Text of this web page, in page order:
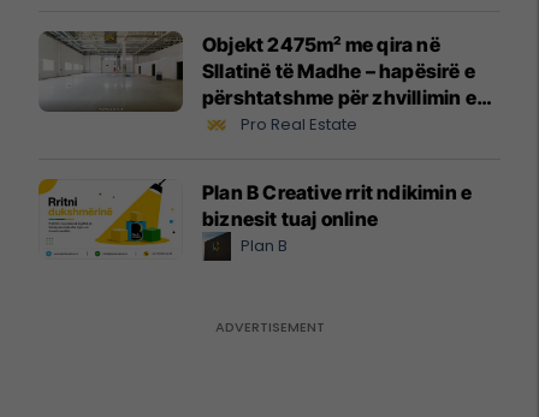
Objekt 2475m² me qira në
Sllatinë të Madhe – hapësirë e
përshtatshme për zhvillimin e
biznesit #16068
Pro Real Estate
Plan B Creative rrit ndikimin e
biznesit tuaj online
Plan B